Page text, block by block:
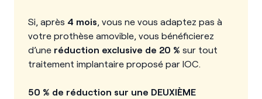
Si, après 4 mois , vous ne vous adaptez pas à
votre prothèse amovible, vous bénéficierez
d’une réduction exclusive de 20 % sur tout
traitement implantaire proposé par IOC.
50 % de réduction sur une DEUXIÈME